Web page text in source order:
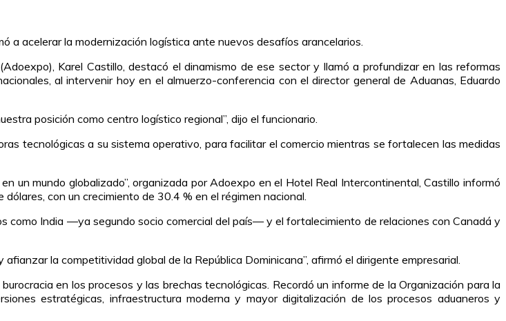
a acelerar la modernización logística ante nuevos desafíos arancelarios.
Karel Castillo, destacó el dinamismo de ese sector y llamó a profundizar en las reformas
al intervenir hoy en el almuerzo-conferencia con el director general de Aduanas, Eduardo
posición como centro logístico regional”, dijo el funcionario.
tecnológicas a su sistema operativo, para facilitar el comercio mientras se fortalecen las medidas
un mundo globalizado”, organizada por Adoexpo en el Hotel Real Intercontinental, Castillo informó
con un crecimiento de 30.4 % en el régimen nacional.
como India —ya segundo socio comercial del país— y el fortalecimiento de relaciones con Canadá y
la competitividad global de la República Dominicana”, afirmó el dirigente empresarial.
en los procesos y las brechas tecnológicas. Recordó un informe de la Organización para la
estratégicas, infraestructura moderna y mayor digitalización de los procesos aduaneros y